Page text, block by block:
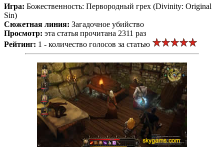
Игра: Божественность: Первородный грех (Divinity: Original
Sin)
Сюжетная линия: Загадочное убийство
Просмотр: эта статья прочитана 2311 раз
Рейтинг: 1 - количество голосов за статью